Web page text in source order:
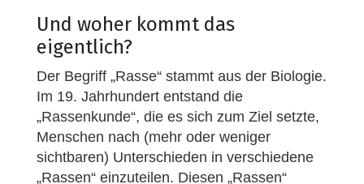
Und woher kommt das
eigentlich?
Der Begriff „Rasse“ stammt aus der Biologie.
Im 19. Jahrhundert entstand die
„Rassenkunde“, die es sich zum Ziel setzte,
Menschen nach (mehr oder weniger
sichtbaren) Unterschieden in verschiedene
„Rassen“ einzuteilen. Diesen „Rassen“